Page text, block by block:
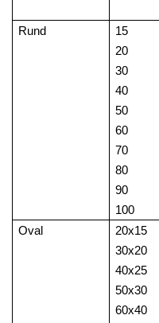
Rund
15
20
30
40
50
60
70
80
90
100
Oval
20x15
30x20
40x25
50x30
60x40